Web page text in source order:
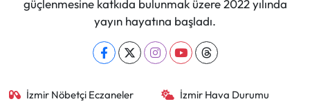
güçlenmesine katkıda bulunmak üzere 2022 yılında
yayın hayatına başladı.
İzmir Nöbetçi Eczaneler İzmir Hava Durumu